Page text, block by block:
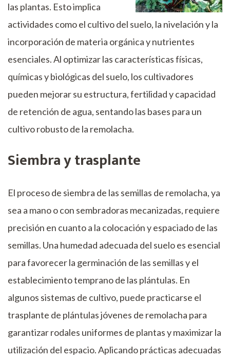
las plantas. Esto implica
actividades como el cultivo del suelo, la nivelación y la
incorporación de materia orgánica y nutrientes
esenciales. Al optimizar las características físicas,
químicas y biológicas del suelo, los cultivadores
pueden mejorar su estructura, fertilidad y capacidad
de retención de agua, sentando las bases para un
cultivo robusto de la remolacha.
Siembra y trasplante
El proceso de siembra de las semillas de remolacha, ya
sea a mano o con sembradoras mecanizadas, requiere
precisión en cuanto a la colocación y espaciado de las
semillas. Una humedad adecuada del suelo es esencial
para favorecer la germinación de las semillas y el
establecimiento temprano de las plántulas. En
algunos sistemas de cultivo, puede practicarse el
trasplante de plántulas jóvenes de remolacha para
garantizar rodales uniformes de plantas y maximizar la
utilización del espacio. Aplicando prácticas adecuadas